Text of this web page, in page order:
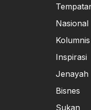
Nasional
Kolumnis
Inspirasi
Jenayah
Bisnes
Sukan